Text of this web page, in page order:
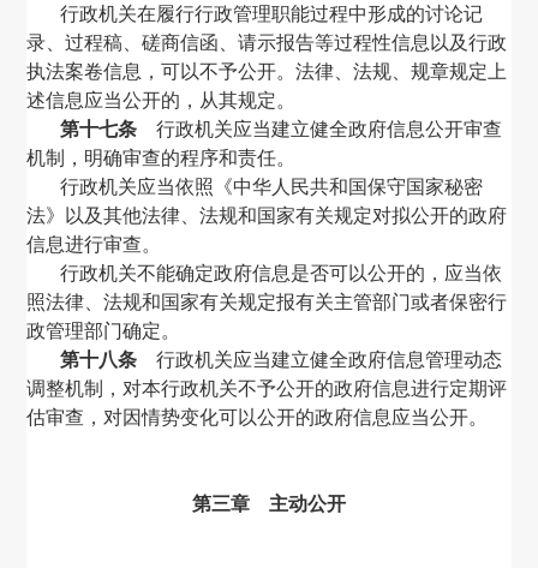
行政机关在履行行政管理职能过程中形成的讨论记
录、过程稿、磋商信函、请示报告等过程性信息以及行政
执法案卷信息，可以不予公开。法律、法规、规章规定上
述信息应当公开的，从其规定。
第十七条 行政机关应当建立健全政府信息公开审查
机制，明确审查的程序和责任。
行政机关应当依照《中华人民共和国保守国家秘密
法》以及其他法律、法规和国家有关规定对拟公开的政府
信息进行审查。
行政机关不能确定政府信息是否可以公开的，应当依
照法律、法规和国家有关规定报有关主管部门或者保密行
政管理部门确定。
第十八条 行政机关应当建立健全政府信息管理动态
调整机制，对本行政机关不予公开的政府信息进行定期评
估审查，对因情势变化可以公开的政府信息应当公开。
第三章 主动公开